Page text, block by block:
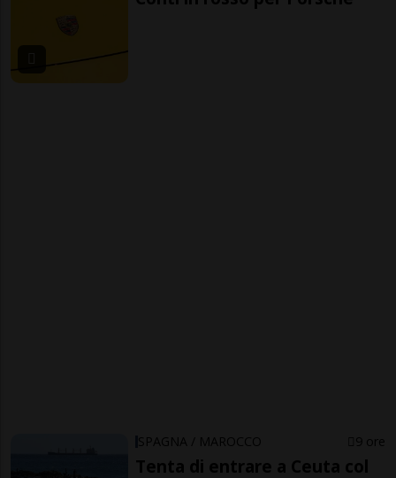
SPAGNA / MAROCCO 9 ore
Tenta di entrare a Ceuta col